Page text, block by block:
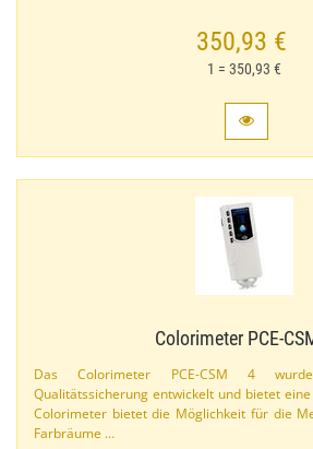
350,93 €
1 = 350,93 €
Colorimeter PCE-​
Das Colorimeter PCE-​CSM 4
Qualitätssicherung entwickelt und bietet
Colorimeter bietet die Möglichkeit für die
Farbräume …